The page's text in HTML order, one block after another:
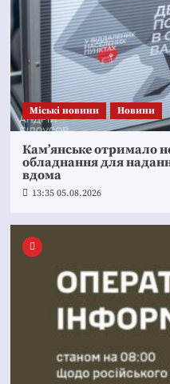
Mіські новини Новини
Кам’янське отримало
обладнання для
вдома
13:35 05.08.2026